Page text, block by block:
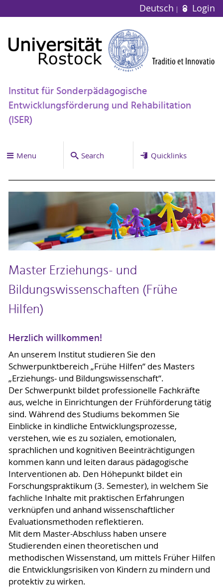
Deutsch Login
Institut für Sonderpädagogische
Entwicklungsförderung und Rehabilitation
(ISER)
Menu Search Quicklinks
Master Erziehungs- und
Bildungswissenschaften (Frühe
Hilfen)
Herzlich willkommen!
An unserem Institut studieren Sie den
Schwerpunktbereich „Frühe Hilfen“ des Masters
„Erziehungs- und Bildungswissenschaft“.
Der Schwerpunkt bildet professionelle Fachkräfte
aus, welche in Einrichtungen der Frühförderung tätig
sind. Während des Studiums bekommen Sie
Einblicke in kindliche Entwicklungsprozesse,
verstehen, wie es zu sozialen, emotionalen,
sprachlichen und kognitiven Beeinträchtigungen
kommen kann und leiten daraus pädagogische
Interventionen ab. Den Höhepunkt bildet ein
Forschungspraktikum (3. Semester), in welchem Sie
fachliche Inhalte mit praktischen Erfahrungen
verknüpfen und anhand wissenschaftlicher
Evaluationsmethoden reflektieren.
Mit dem Master-Abschluss haben unsere
Studierenden einen theoretischen und
methodischen Wissenstand, um mittels Früher Hilfen
die Entwicklungsrisiken von Kindern zu mindern und
protektiv zu wirken.